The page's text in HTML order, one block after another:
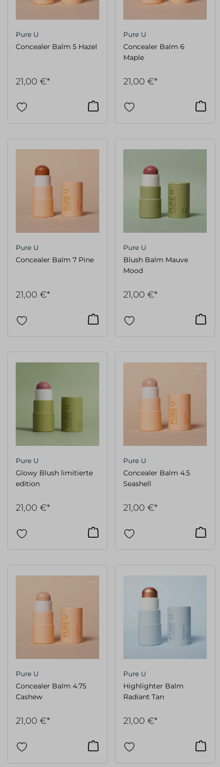
Pure U
Concealer Balm 5 Hazel
21,00 €*
Pure U
Concealer Balm 6
Maple
21,00 €*
Pure U
Concealer Balm 7 Pine
21,00 €*
Pure U
Blush Balm Mauve
Mood
21,00 €*
Pure U
Glowy Blush limitierte
edition
21,00 €*
Pure U
Concealer Balm 4.5
Seashell
21,00 €*
Pure U
Concealer Balm 4.75
Cashew
21,00 €*
Pure U
Highlighter Balm
Radiant Tan
21,00 €*